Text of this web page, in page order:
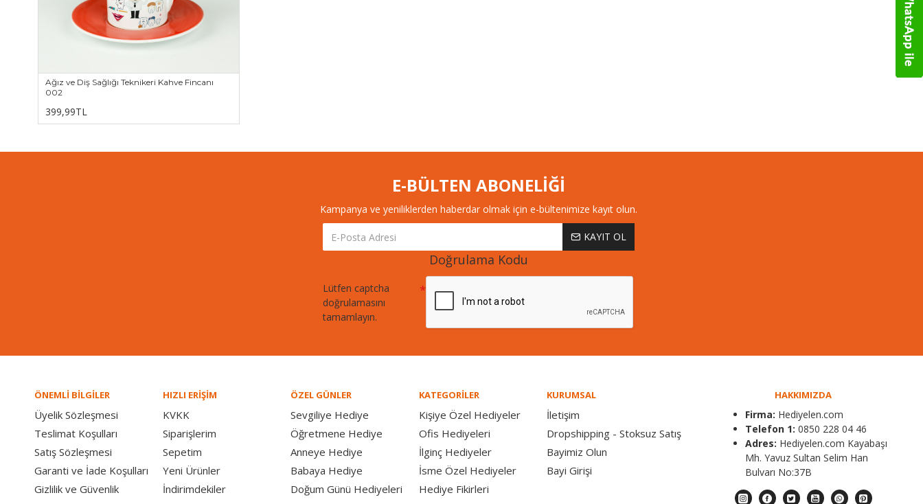
Ağız ve Diş Sağlığı Teknikeri Kahve Fincanı
002
399,99TL
E-BÜLTEN ABONELİĞİ
Kampanya ve yeniliklerden haberdar olmak için e-bültenimize kayıt olun.
KAYIT OL
Doğrulama Kodu
Lütfen captcha
doğrulamasını
tamamlayın.
ÖNEMLİ BİLGİLER
Üyelik Sözleşmesi
Teslimat Koşulları
Satış Sözleşmesi
Garanti ve İade Koşulları
Gizlilik ve Güvenlik
HIZLI ERİŞİM
KVKK
Siparişlerim
Sepetim
Yeni Ürünler
İndirimdekiler
ÖZEL GÜNLER
Sevgiliye Hediye
Öğretmene Hediye
Anneye Hediye
Babaya Hediye
Doğum Günü Hediyeleri
KATEGORİLER
Kişiye Özel Hediyeler
Ofis Hediyeleri
İlginç Hediyeler
İsme Özel Hediyeler
Hediye Fikirleri
KURUMSAL
İletişim
Dropshipping - Stoksuz Satış
Bayimiz Olun
Bayi Girişi
HAKKIMIZDA
Firma: Hediyelen.com
Telefon 1: 0850 228 04 46
Adres: Hediyelen.com Kayabaşı
Mh. Yavuz Sultan Selim Han
Bulvarı No:37B